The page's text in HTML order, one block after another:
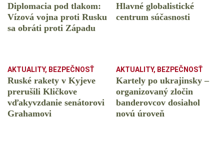
Diplomacia pod tlakom:
Vízová vojna proti Rusku
sa obráti proti Západu
Hlavné globalistické
centrum súčasnosti
AKTUALITY, BEZPEČNOSŤ
Ruské rakety v Kyjeve
prerušili Kličkove
vďakyvzdanie senátorovi
Grahamovi
AKTUALITY, BEZPEČNOSŤ
Kartely po ukrajinsky –
organizovaný zločin
banderovcov dosiahol
novú úroveň